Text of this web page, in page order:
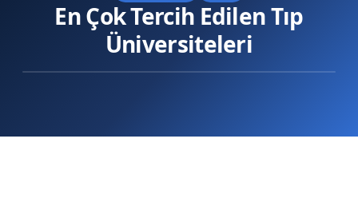
En Çok Tercih Edilen Tıp
Üniversiteleri